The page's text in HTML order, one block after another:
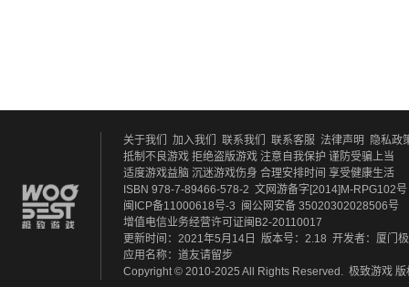
关于我们 加入我们 联系我们 联系客服 法律声明
隐私政
抵制不良游戏 拒绝盗版游戏 注意自我保护 谨防受骗上当
适度游戏益脑 沉迷游戏伤身 合理安排时间 享受健康生活
ISBN 978-7-89466-578-2 文网游备字[2014]M-RPG102号
闽ICP备11000618号-3 闽公网安备 35020302028506号
增值电信业务经营许可证闽B2-20110017
更新时间：2021年5月14日
版本号：2.18 开发者：厦门
应用名称：道友请留步
Copyright © 2010-2025 All Rights Reserved. 极致游戏 版